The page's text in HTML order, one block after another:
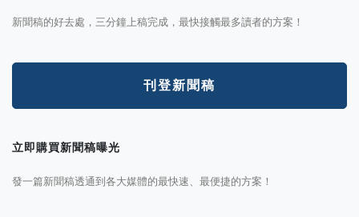
新聞稿的好去處，三分鐘上稿完成，最快接觸最多讀者的方案！
刊登新聞稿
立即購買新聞稿曝光
發一篇新聞稿透通到各大媒體的最快速、最便捷的方案！